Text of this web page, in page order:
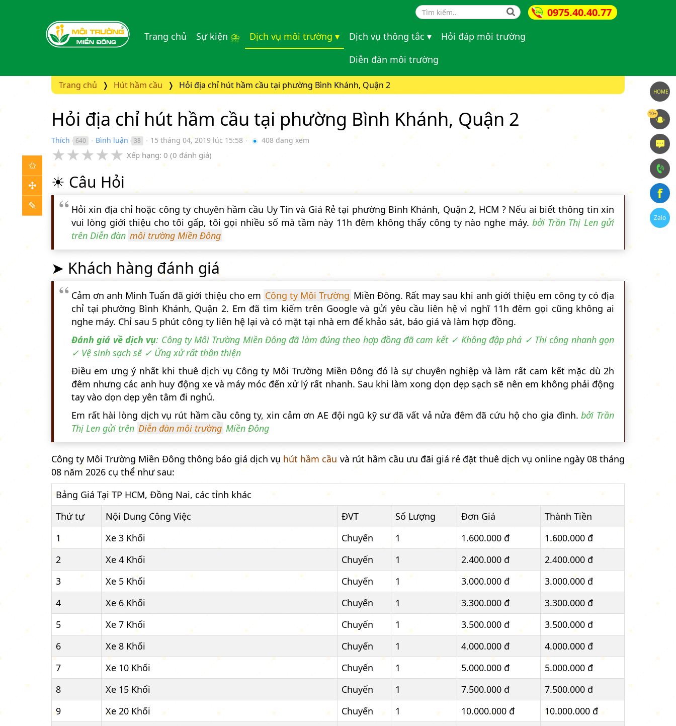
0975.40.40.77
Search form
Trang chủ Sự kiện ⛈ Dịch vụ môi trường ▾ Dịch vụ thông tắc ▾
Hỏi đáp môi trường
Diễn đàn môi trường
Trang chủ Hút hầm cầu Hỏi địa chỉ hút hầm cầu tại phường Bình Khánh, Quận 2
Hỏi địa chỉ hút hầm cầu tại phường Bình Khánh, Quận 2
Thích 640 ● Bình luận 38 ● 15 tháng 04, 2019 lúc 15:58 ● 408 đang xem
★★★★★ Xếp hạng: 0 (0 đánh giá)
☀ Câu Hỏi
Hỏi xin địa chỉ hoặc công ty chuyên hầm cầu Uy Tín và Giá Rẻ tại phường Bình Khánh, Quận 2, HCM ? Nếu ai biết thông tin xin
vui lòng giới thiệu cho tôi gấp, tôi gọi nhiều số mà tầm này 11h đêm không thấy công ty nào nghe máy. bởi Trần Thị Len gửi
trên Diễn đàn môi trường Miền Đông
➤ Khách hàng đánh giá
Cảm ơn anh Minh Tuấn đã giới thiệu cho em Công ty Môi Trường Miền Đông. Rất may sau khi anh giới thiệu em công ty có địa
chỉ tại phường Bình Khánh, Quận 2. Em đã tìm kiếm trên Google và gửi yêu cầu liên hệ vì nghĩ 11h đêm gọi cũng không ai
nghe máy. Chỉ sau 5 phút công ty liên hệ lại và có mặt tại nhà em để khảo sát, báo giá và làm hợp đồng.
Đánh giá về dịch vụ: Công ty Môi Trường Miền Đông đã làm đúng theo hợp đồng đã cam kết ✓ Không đập phá ✓ Thi công nhanh gọn
✓ Vệ sinh sạch sẽ ✓ Ứng xử rất thân thiện
Điều em ưng ý nhất khi thuê dịch vụ Công ty Môi Trường Miền Đông đó là sự chuyên nghiệp và làm rất cam kết mặc dù 2h
đêm nhưng các anh huy động xe và máy móc đến xử lý rất nhanh. Sau khi làm xong dọn dẹp sạch sẽ nên em không phải động
tay vào dọn dẹp yên tâm đi nghủ.
Em rất hài lòng dịch vụ rút hầm cầu công ty, xin cảm ơn AE đội ngũ kỹ sư đã vất vả nửa đêm đã cứu hộ cho gia đình.bởi Trần
Thị Len gửi trên Diễn đàn môi trường Miền Đông
Công ty Môi Trường Miền Đông thông báo giá dịch vụ hút hầm cầu và rút hầm cầu ưu đãi giá rẻ đặt thuê dịch vụ online ngày 08 tháng
08 năm 2026 cụ thể như sau:
Bảng Giá Tại TP HCM, Đồng Nai, các tỉnh khác
Thứ tự
Nội Dung Công Việc ĐVT Số Lượng Đơn Giá
Thành Tiền
1
Xe 3 Khối Chuyến 1 1.600.000 đ
1.600.000 đ
2
Xe 4 Khối Chuyến 1 2.400.000 đ
2.400.000 đ
3
Xe 5 Khối Chuyến 1 3.000.000 đ
3.000.000 đ
4
Xe 6 Khối Chuyến 1 3.300.000 đ
3.300.000 đ
5
Xe 7 Khối Chuyến 1 3.500.000 đ
3.500.000 đ
6
Xe 8 Khối Chuyến 1 4.000.000 đ
4.000.000 đ
7
Xe 10 Khối Chuyến 1 5.000.000 đ
5.000.000 đ
8
Xe 15 Khối Chuyến 1 7.500.000 đ
7.500.000 đ
9
Xe 20 Khối Chuyến 1 10.000.000 đ
10.000.000 đ
✩
✣
✎
HOME
10+
f
Zalo